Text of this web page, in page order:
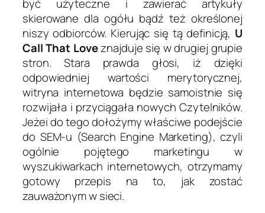
być użyteczne i zawierać artykuły
skierowane dla ogółu bądź też określonej
niszy odbiorców. Kierując się tą definicją, U
Call That Loveznajduje się w drugiej grupie
stron. Stara prawda głosi, iż dzięki
odpowiedniej wartości merytorycznej,
witryna internetowa będzie samoistnie się
rozwijała i przyciągała nowych Czytelników.
Jeżei do tego dołożymy właściwe podejście
do SEM-u (Search Engine Marketing), czyli
ogólnie pojętego marketingu w
wyszukiwarkach internetowych, otrzymamy
gotowy przepis na to, jak zostać
zauważonym w sieci.